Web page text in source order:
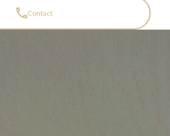
Contact